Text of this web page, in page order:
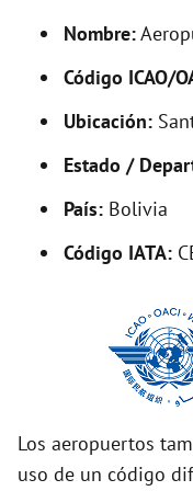
Nombre:
Código ICAO/
Ubicación:
Estado /
País: Bolivia
Código IATA:
Los aeropuertos
uso de un código